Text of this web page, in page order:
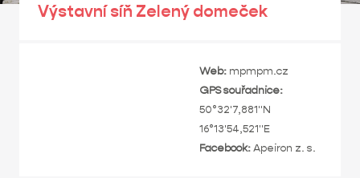
Výstavní síň Zelený domeček
Web: mpmpm.cz
GPS souřadnice:
50°32'7,881"N
16°13'54,521"E
Facebook:Apeiron z. s.